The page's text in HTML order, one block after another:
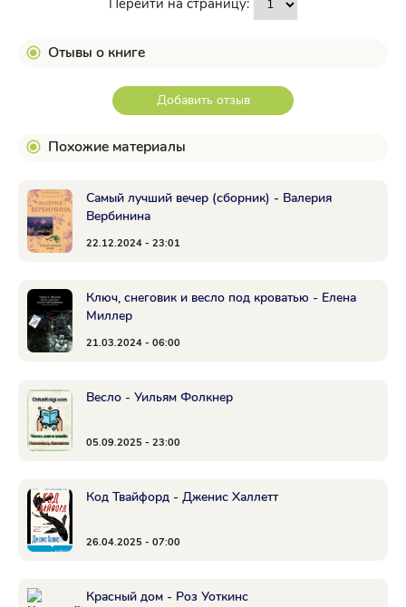
Перейти на страницу:
Отывы о книге
Добавить отзыв
Похожие материалы
Самый лучший вечер (сборник) - Валерия
Вербинина
22.12.2024 - 23:01
Ключ, снеговик и весло под кроватью - Елена
Миллер
21.03.2024 - 06:00
Весло - Уильям Фолкнер
05.09.2025 - 23:00
Код Твайфорд - Дженис Халлетт
26.04.2025 - 07:00
Красный дом - Роз Уоткинс